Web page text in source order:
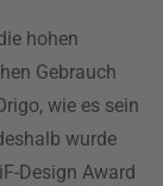
hohen
Gebrauch
wie es sein
wurde
Design Award